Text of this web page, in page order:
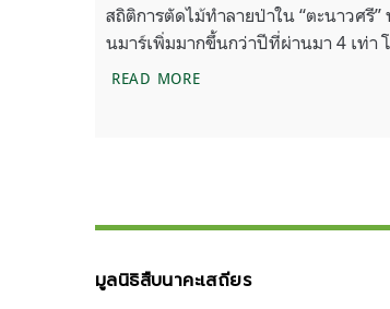
สถิติการตัดไม้ทำลายป่าใน “ตะนาวศรี”
นมาร์เพิ่มมากขึ้นกว่าปีที่ผ่านมา 4 เท่า
READ MOREการทำลายป่าใน “ตะนาวศ
มูลนิธิสืบนาคะเสถียร